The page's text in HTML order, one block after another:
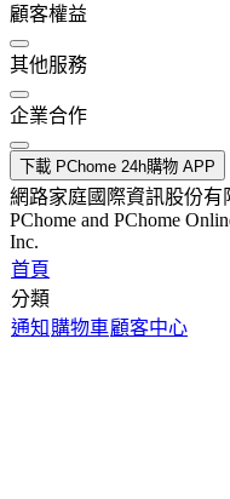
顧客權益
其他服務
企業合作
下載 PChome 24h購物 APP
網路家庭國際資訊股份
PChome and PChome
Inc.
首頁
分類
通知 購物車顧客中心